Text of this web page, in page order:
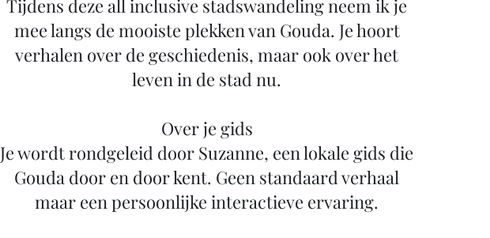
Tijdens deze all inclusive stadswandeling neem ik je
mee langs de mooiste plekken van Gouda. Je hoort
verhalen over de geschiedenis, maar ook over het
leven in de stad nu.
Over je gids
Je wordt rondgeleid door Suzanne, een lokale gids die
Gouda door en door kent. Geen standaard verhaal
maar een persoonlijke interactieve ervaring.